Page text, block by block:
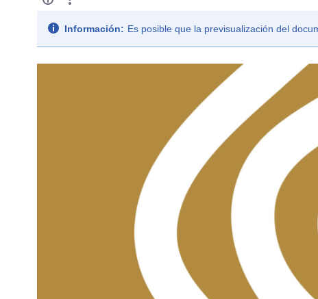
Información: Es posible que la previsualización del